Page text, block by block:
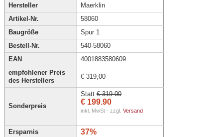
Hersteller
Maerklin
Artikel-Nr.
58060
Baugröße
Spur 1
Bestell-Nr.
540-58060
EAN
4001883580609
empfohlener Preis
des Herstellers
€ 319,00
Sonderpreis
Statt € 319.00
€ 199.90
inkl. MwSt - zzgl. Versand
Ersparnis 37%